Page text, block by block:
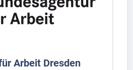
Arbeit Dresden